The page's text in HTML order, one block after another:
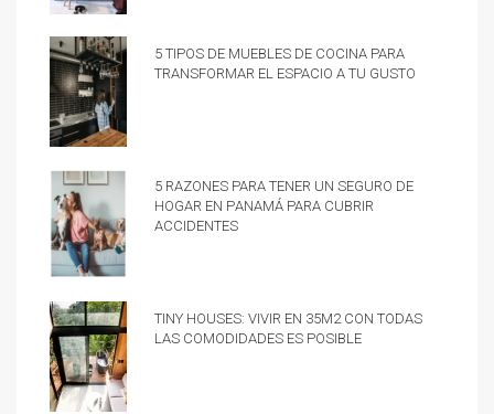
5 tipos de muebles de cocina para
transformar el espacio a tu gusto
5 razones para tener un Seguro de
hogar en Panamá para cubrir
accidentes
Tiny Houses: vivir en 35m2 con todas
las comodidades es posible